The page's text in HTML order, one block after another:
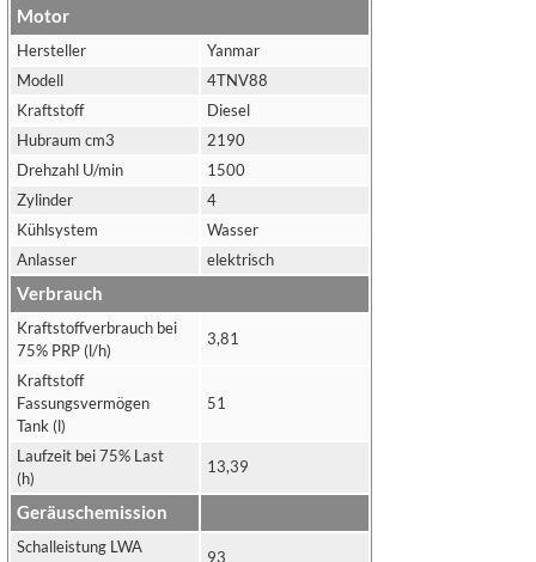
Motor
Hersteller
Yanmar
Modell
4TNV88
Kraftstoff
Diesel
Hubraum cm3
2190
Drehzahl U/min
1500
Zylinder
4
Kühlsystem
Wasser
Anlasser
elektrisch
Verbrauch
Kraftstoffverbrauch bei
75% PRP (l/h)
3,81
Kraftstoff
Fassungsvermögen
Tank (l)
51
Laufzeit bei 75% Last
(h)
13,39
Geräuschemission
Schalleistung LWA
93